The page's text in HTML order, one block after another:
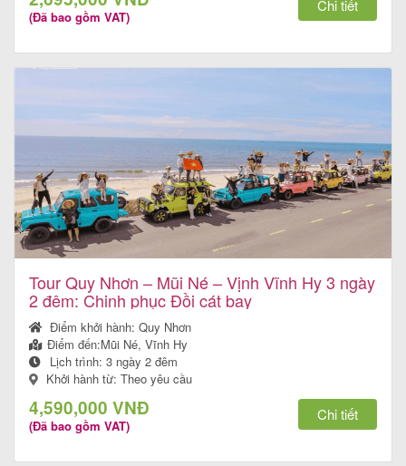
lịch
Tourist
Cảm
nhận
hàng
Tuyển
(Đã bao gồm VAT)
Chi tiết
Tour Quy Nhơn – Mũi Né – Vịnh Vĩnh Hy 3 ngày
2 đêm: Chinh phục Đồi cát bay
Điểm khởi hành:Quy Nhơn
Điểm đến:Mũi Né, Vĩnh Hy
Lịch trình:3 ngày 2 đêm
Khởi hành từ: Theo yêu cầu
4,590,000 VNĐ
(Đã bao gồm VAT)
Chi tiết